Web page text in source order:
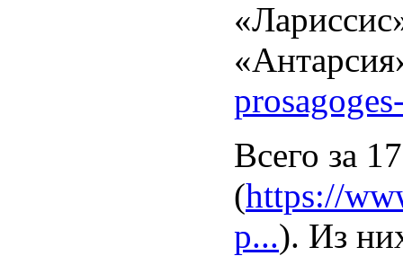
Всего за
(https://
p...). Из